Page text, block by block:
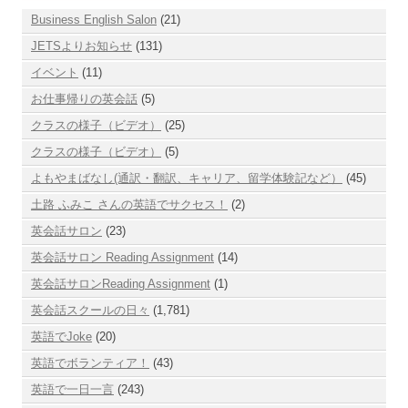
Business English Salon (21)
JETSよりお知らせ (131)
イベント (11)
お仕事帰りの英会話 (5)
クラスの様子（ビデオ）
(25)
クラスの様子（ビデオ）
(5)
よもやまばなし(通訳・翻訳、キャリア、留学体験記など）
(45)
土路 ふみこ さんの英語でサクセス！
(2)
英会話サロン (23)
英会話サロン Reading Assignment (14)
英会話サロンReading Assignment (1)
英会話スクールの日々 (1,781)
英語でJoke (20)
英語でボランティア！
(43)
英語で一日一言 (243)